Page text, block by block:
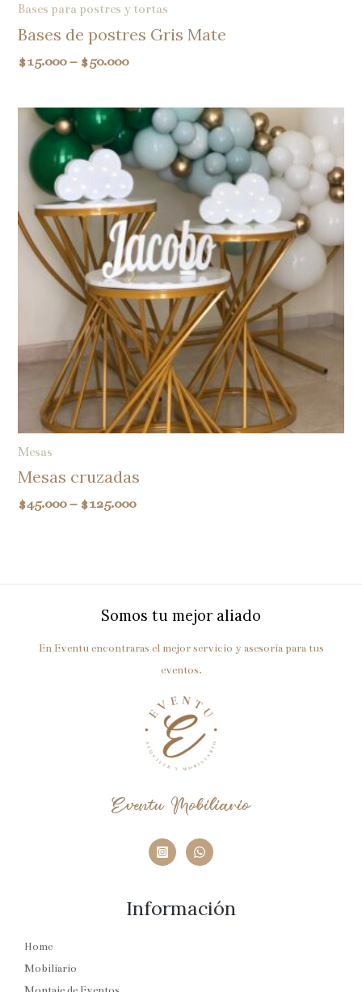
Bases para postres y tortas
Bases de postres Gris Mate
$15.000– $50.000
Mesas
Mesas cruzadas
$45.000– $125.000
Somos tu mejor aliado
En Eventu encontraras el mejor servicio y asesoría para tus
eventos.
Eventu Mobiliario
Información
Home
Mobiliario